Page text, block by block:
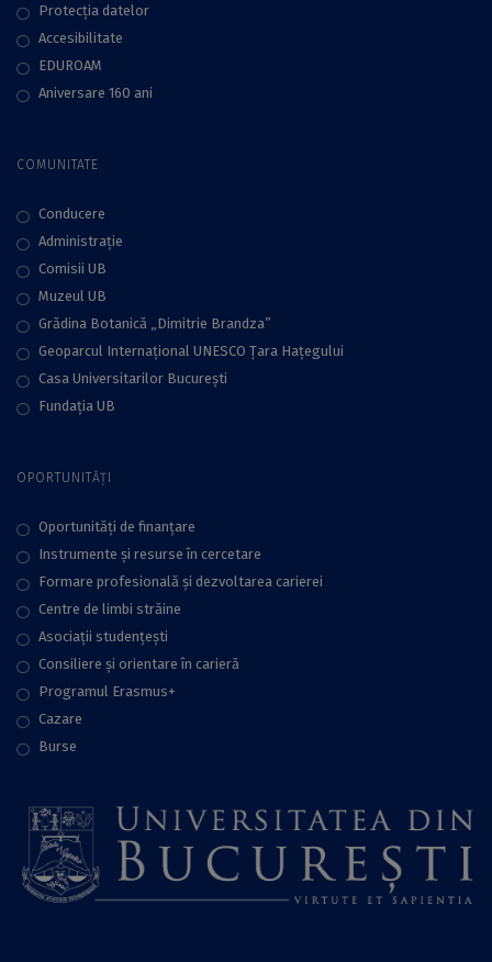
Protecţia datelor
Accesibilitate
EDUROAM
Aniversare 160 ani
COMUNITATE
Conducere
Administraţie
Comisii UB
Muzeul UB
Grădina Botanică „Dimitrie Brandza”
Geoparcul Internațional UNESCO Țara Hațegului
Casa Universitarilor București
Fundaţia UB
OPORTUNITĂȚI
Oportunități de finanțare
Instrumente și resurse în cercetare
Formare profesională și dezvoltarea carierei
Centre de limbi străine
Asociații studențești
Consiliere şi orientare în carieră
Programul Erasmus+
Cazare
Burse